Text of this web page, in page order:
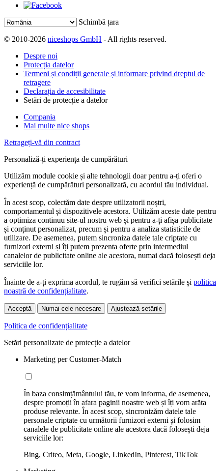
Schimbă țara
© 2010-2026 niceshops GmbH - All rights reserved.
Despre noi
Protecția datelor
Termeni și condiții generale și informare privind dreptul de
retragere
Declarația de accesibilitate
Setări de protecție a datelor
Compania
Mai multe nice shops
Retrageți-vă din contract
Personaliză-ți experiența de cumpărături
Utilizăm module cookie și alte tehnologii doar pentru a-ți oferi o
experiență de cumpărături personalizată, cu acordul tău individual.
În acest scop, colectăm date despre utilizatorii noștri,
comportamentul și dispozitivele acestora. Utilizăm aceste date pentru
a optimiza continuu site-ul nostru web și pentru a-ți afișa publicitate
și conținut personalizat, precum și pentru a analiza statisticile de
utilizare. De asemenea, putem sincroniza datele tale criptate cu
furnizori externi și îți putem prezenta oferte prin intermediul
canalelor de publicitate online ale acestora, numai dacă folosești deja
serviciile lor.
Înainte de a-ți exprima acordul, te rugăm să verifici setările și politica
noastră de confidențialitate.
Acceptă Numai cele necesare Ajustează setările
Politica de confidențialitate
Setări personalizate de protecție a datelor
Marketing per Customer-Match
În baza consimțământului tău, te vom informa, de asemenea,
despre promoții în afara paginii noastre web și îți vom arăta
produse relevante. În acest scop, sincronizăm datele tale
personale criptate cu următorii furnizori externi și folosim
canalele de publicitate online ale acestora dacă folosești deja
serviciile lor:
Bing, Criteo, Meta, Google, LinkedIn, Pinterest, TikTok